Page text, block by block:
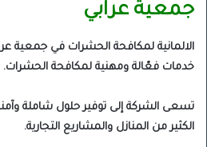
جمعية عرابي
الالمانية لمكافحة الحشرات في
خدمات فعّالة ومهنية لمكافحة الحشرات.
تسعى الشركة إلى توفير حلول شاملة
الكثير من المنازل والمشاريع التجارية.